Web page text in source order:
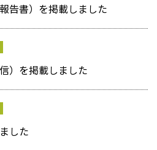
告書）を掲載しました
）を掲載しました
した